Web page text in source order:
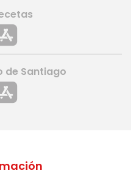
de Santiago